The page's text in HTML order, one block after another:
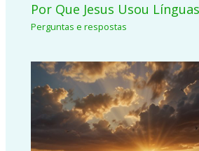
Por Que Jesus Usou
Perguntas e respostas